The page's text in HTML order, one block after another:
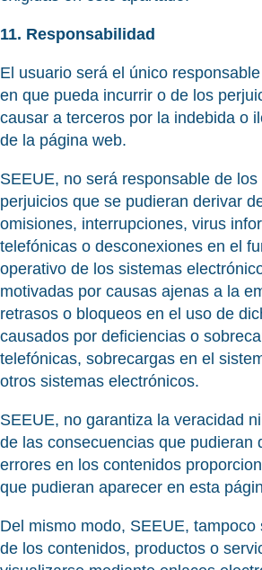
11. Responsabilidad
El usuario será el único
en que pueda incurrir o de los
causar a terceros por la indebida o
de la página web.
SEEUE, no será responsable de
perjuicios que se pudieran derivar
omisiones, interrupciones, virus
telefónicas o desconexiones en el
operativo de los sistemas
motivadas por causas ajenas a la
retrasos o bloqueos en el uso de
causados por deficiencias o
telefónicas, sobrecargas en el
otros sistemas electrónicos.
SEEUE, no garantiza la veracidad
de las consecuencias que pudieran
errores en los contenidos
que pudieran aparecer en esta
Del mismo modo, SEEUE, tampoco
de los contenidos, productos o